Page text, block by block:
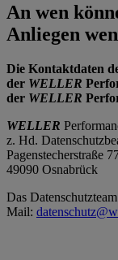
An wen
Anliegen
Die Kontaktdaten
der WELLER
der WELLER
WELLER
z. Hd.
Pagenstecherstraße
49090 Osnabrück
Das
Mail: